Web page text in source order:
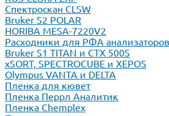
Спектроскан CLSW
Bruker S2 POLAR
HORIBA MESA-7220V2
Расходники для РФА
Bruker S1 TITAN и CTX 500S
xSORT, SPECTROCUBE и XEPOS
Olympus VANTA и DELTA
Пленка для кювет
Пленка Перрл Аналитик
Пленка Chemplex